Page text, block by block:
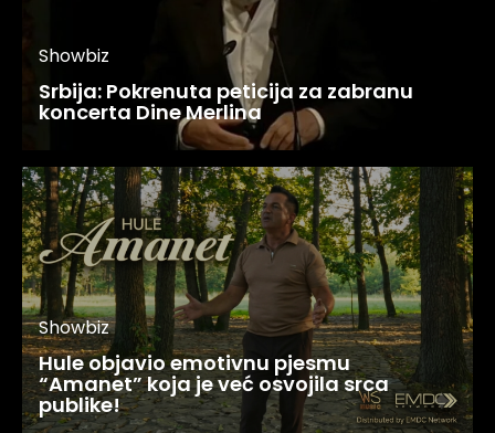
Showbiz
Srbija: Pokrenuta peticija za zabranu
koncerta Dine Merlina
Showbiz
Hule objavio emotivnu pjesmu
“Amanet” koja je već osvojila srca
publike!